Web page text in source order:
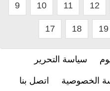
9 10 11 12
17 18 19
سياسة التحرير
الخصوصية اتصل بنا